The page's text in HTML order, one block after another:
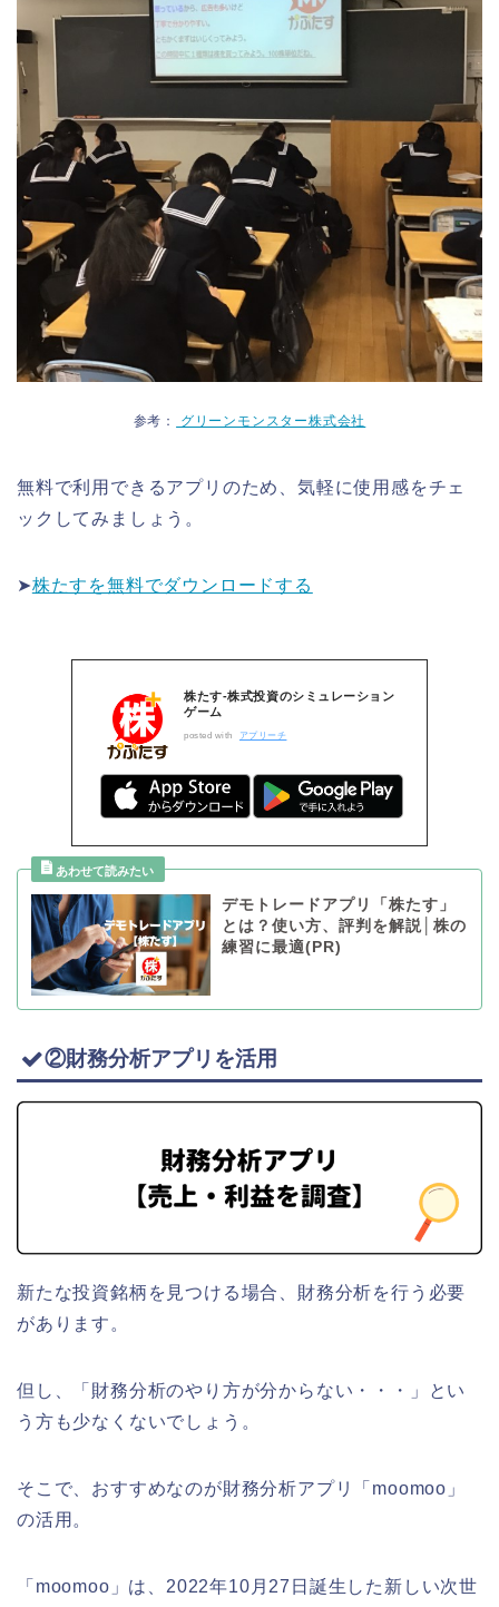
参考： グリーンモンスター株式会社
無料で利用できるアプリのため、気軽に使用感をチェ
ックしてみましょう。
➤株たすを無料でダウンロードする
株たす-株式投資のシミュレーション
ゲーム
posted with アプリーチ
デモトレードアプリ「株たす」
とは？使い方、評判を解説│株の
練習に最適(PR)
②財務分析アプリを活用
新たな投資銘柄を見つける場合、財務分析を行う必要
があります。
但し、「財務分析のやり方が分からない・・・」とい
う方も少なくないでしょう。
そこで、おすすめなのが財務分析アプリ「moomoo」
の活用。
「moomoo」は、2022年10月27日誕生した新しい次世